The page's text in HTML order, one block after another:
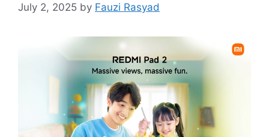
July 2, 2025 by Fauzi Rasyad